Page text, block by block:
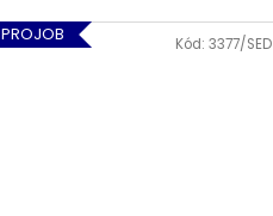
PROJOB Kód: 3377/SED